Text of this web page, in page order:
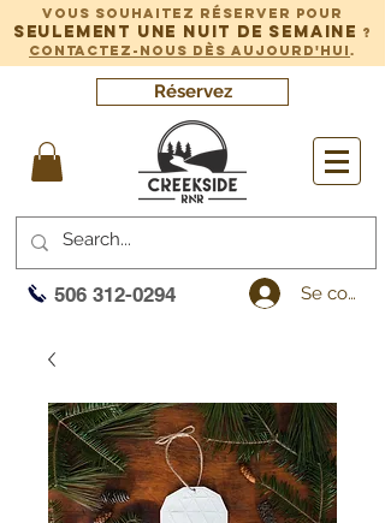
Vous souhaitez réserver pour
seulement une nuit de semaine ?
Contactez-nous dès aujourd'hui.
Réservez
506 312-0294 Se